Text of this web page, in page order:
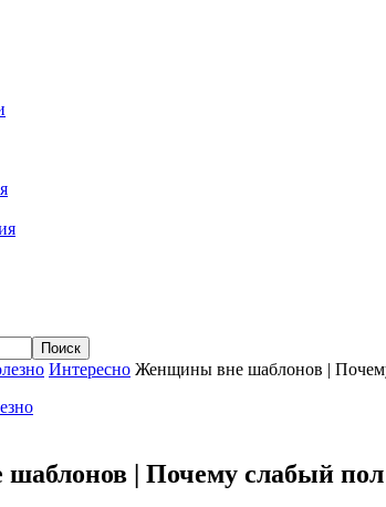
Интересно Женщины вне шаблонов |
| Почему слабый